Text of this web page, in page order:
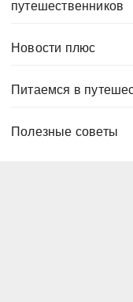
путешественников
Новости плюс
Питаемся в
Полезные советы